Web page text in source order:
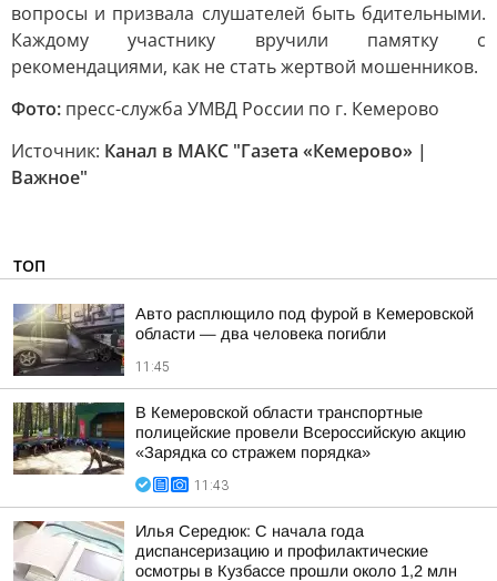
вопросы и призвала слушателей быть бдительными.
Каждому участнику вручили памятку с
рекомендациями, как не стать жертвой мошенников.
Фото: пресс-служба УМВД России по г. Кемерово
Источник: Канал в МАКС "Газета «Кемерово» |
Важное"
ТОП
Авто расплющило под фурой в Кемеровской
области — два человека погибли
11:45
В Кемеровской области транспортные
полицейские провели Всероссийскую акцию
«Зарядка со стражем порядка»
11:43
Илья Середюк: С начала года
диспансеризацию и профилактические
осмотры в Кузбассе прошли около 1,2 млн